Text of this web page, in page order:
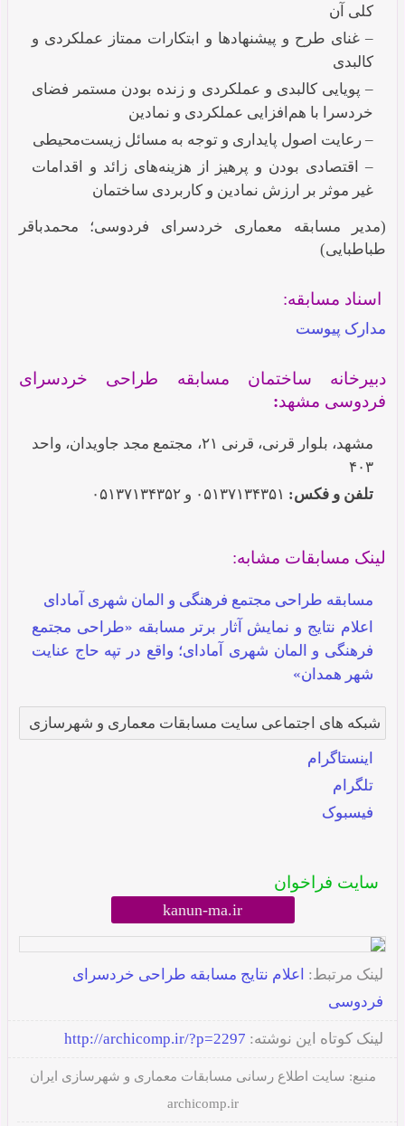
کلی آن
– غنای طرح و پیشنهادها و ابتکارات ممتاز عملکردی و
کالبدی
– پویایی کالبدی و عملکردی و زنده بودن مستمر فضای
خردسرا با هم‌افزایی عملکردی و نمادین
– رعایت اصول پایداری و توجه به مسائل زیست‌محیطی
– اقتصادی بودن و پرهیز از هزینه‌های زائد و اقدامات
غیر موثر بر ارزش نمادین و کاربردی ساختمان
(مدیر مسابقه معماری خردسرای فردوسی؛ محمدباقر
طباطبایی)
اسناد مسابقه:
مدارک پیوست
دبیرخانه ساختمان مسابقه طراحی خردسرای
فردوسی مشهد:
مشهد، بلوار قرنی، قرنی ۲۱، مجتمع مجد جاویدان، واحد
۴۰۳
تلفن و فکس: ۰۵۱۳۷۱۳۴۳۵۱ و ۰۵۱۳۷۱۳۴۳۵۲
لینک مسابقات مشابه:
مسابقه طراحی مجتمع فرهنگی و المان شهری آمادای
اعلام نتایج و نمایش آثار برتر مسابقه «طراحی مجتمع
فرهنگی و المان شهری آمادای؛ واقع در تپه حاج عنایت
شهر همدان»
شبکه های اجتماعی سایت مسابقات معماری و شهرسازی
اینستاگرام
تلگرام
فیسبوک
سایت فراخوان
kanun-ma.ir
لینک مرتبط: اعلام نتایج مسابقه طراحی خردسرای
فردوسی
لینک کوتاه این نوشته: http://archicomp.ir/?p=2297
منبع: سایت اطلاع رسانی مسابقات معماری و شهرسازی ایران
archicomp.ir